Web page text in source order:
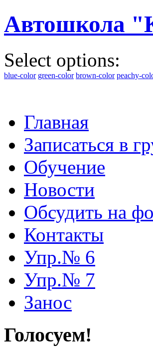
Автошкола
Select options:
blue-color green-color brown-color peachy-
Главная
Записаться в
Обучение
Новости
Обсудить на
Контакты
Упр.№ 6
Упр.№ 7
Занос
Голосуем!